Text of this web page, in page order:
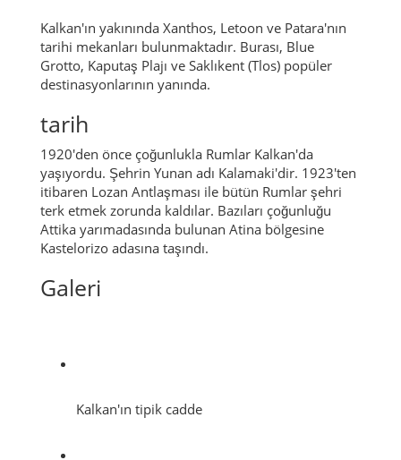
Kalkan'ın yakınında Xanthos, Letoon ve Patara'nın
tarihi mekanları bulunmaktadır. Burası, Blue
Grotto, Kaputaş Plajı ve Saklıkent (Tlos) popüler
destinasyonlarının yanında.
tarih
1920'den önce çoğunlukla Rumlar Kalkan'da
yaşıyordu. Şehrin Yunan adı Kalamaki'dir. 1923'ten
itibaren Lozan Antlaşması ile bütün Rumlar şehri
terk etmek zorunda kaldılar. Bazıları çoğunluğu
Attika yarımadasında bulunan Atina bölgesine
Kastelorizo adasına taşındı.
Galeri
Kalkan'ın tipik cadde